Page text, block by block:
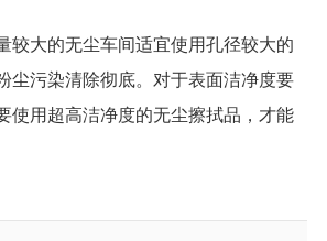
大的无尘车间适宜使用孔径较大的
尘污染清除彻底。对于表面洁净度要
使用超高洁净度的无尘擦拭品，才能